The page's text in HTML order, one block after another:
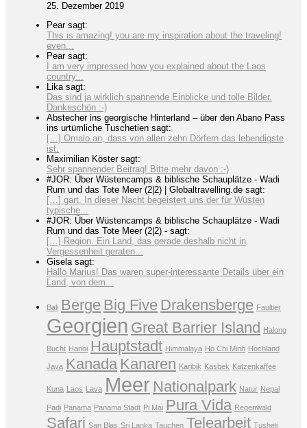
25. Dezember 2019
Pear sagt:
This is amazing! you are my inspiration about the traveling!
even...
Pear sagt:
I am very impressed how you explained about the Laos
country...
Lika sagt:
Das sind ja wirklich spannende Einblicke und tolle Bilder.
Dankeschön :-)
Abstecher ins georgische Hinterland – über den Abano Pass
ins urtümliche Tuschetien sagt:
[…] Omalo an, dass von allen zehn Dörfern das lebendigste
ist.
Maximilian Köster sagt:
Sehr spannender Beitrag! Bitte mehr davon :-)
#JOR: Über Wüstencamps & biblische Schauplätze - Wadi
Rum und das Tote Meer (2|2) | Globaltravelling.de sagt:
[…] gart. In dieser Nacht begeistert uns der für Wüsten
typische...
#JOR: Über Wüstencamps & biblische Schauplätze - Wadi
Rum und das Tote Meer (2|2) - sagt:
[…] Region. Ein Land, das gerade deshalb nicht in
Vergessenheit geraten...
Gisela sagt:
Hallo Marius! Das waren super-interessante Details über ein
Land, von dem...
Bali Berge Big Five Drakensberge Faultier
Georgien Great Barrier Island Halong
Bucht Hanoi Hauptstadt Himmalaya Ho Chi Minh Hochland
Java Kanada Kanaren Karibik Kasbek Katzenkaffee
Kuna Laos Lava Meer Nationalpark Natur Nepal
Padi Panama Panama Stadt Pi Mai Pura Vida Regenwald
Safari San Blas Sri Lanka Tauchen Telearbeit Tusheti